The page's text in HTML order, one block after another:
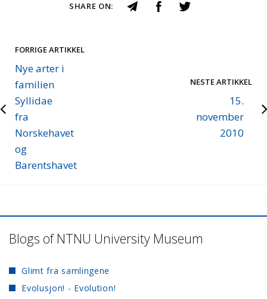
SHARE ON:
FORRIGE ARTIKKEL
Nye arter i
familien
Syllidae
fra
Norskehavet
og
Barentshavet
NESTE ARTIKKEL
15.
november
2010
Blogs of NTNU University Museum
Glimt fra samlingene
Evolusjon! - Evolution!